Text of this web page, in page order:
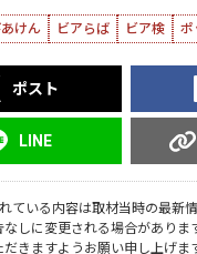
けん ビアらば ビア検 ポ
ポスト
LINE
ている内容は取材当時の最新
なしに変更される場合がありま
きますようお願い申し上げま